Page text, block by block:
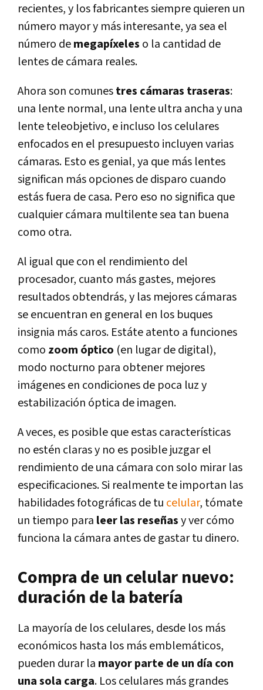
recientes, y los fabricantes siempre quieren un
número mayor y más interesante, ya sea el
número demegapíxeles o la cantidad de
lentes de cámara reales.
Ahora son comunestres cámaras traseras:
una lente normal, una lente ultra ancha y una
lente teleobjetivo, e incluso los celulares
enfocados en el presupuesto incluyen varias
cámaras. Esto es genial, ya que más lentes
significan más opciones de disparo cuando
estás fuera de casa. Pero eso no significa que
cualquier cámara multilente sea tan buena
como otra.
Al igual que con el rendimiento del
procesador, cuanto más gastes, mejores
resultados obtendrás, y las mejores cámaras
se encuentran en general en los buques
insignia más caros. Estáte atento a funciones
como zoom óptico (en lugar de digital),
modo nocturno para obtener mejores
imágenes en condiciones de poca luz y
estabilización óptica de imagen.
A veces, es posible que estas características
no estén claras y no es posible juzgar el
rendimiento de una cámara con solo mirar las
especificaciones. Si realmente te importan las
habilidades fotográficas de tu celular, tómate
un tiempo para leer las reseñasy ver cómo
funciona la cámara antes de gastar tu dinero.
Compra de un celular nuevo:
duración de la batería
La mayoría de los celulares, desde los más
económicos hasta los más emblemáticos,
pueden durar la mayor parte de un día con
una sola carga. Los celulares más grandes